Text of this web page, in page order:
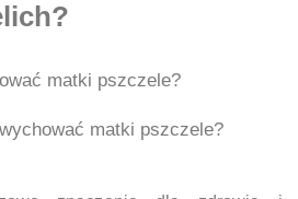
matki pszczele?